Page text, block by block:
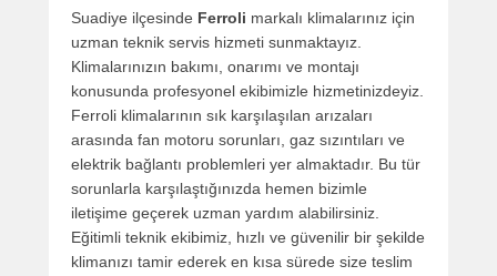
Suadiye ilçesinde Ferroli markalı klimalarınız için
uzman teknik servis hizmeti sunmaktayız.
Klimalarınızın bakımı, onarımı ve montajı
konusunda profesyonel ekibimizle hizmetinizdeyiz.
Ferroli klimalarının sık karşılaşılan arızaları
arasında fan motoru sorunları, gaz sızıntıları ve
elektrik bağlantı problemleri yer almaktadır. Bu tür
sorunlarla karşılaştığınızda hemen bizimle
iletişime geçerek uzman yardım alabilirsiniz.
Eğitimli teknik ekibimiz, hızlı ve güvenilir bir şekilde
klimanızı tamir ederek en kısa sürede size teslim